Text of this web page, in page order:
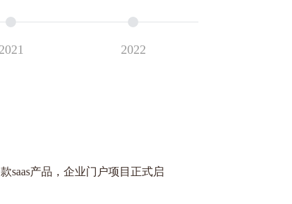
2021 2022
同完成130万名